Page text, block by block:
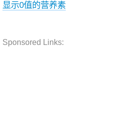
显示0值的营养素
Sponsored Links: